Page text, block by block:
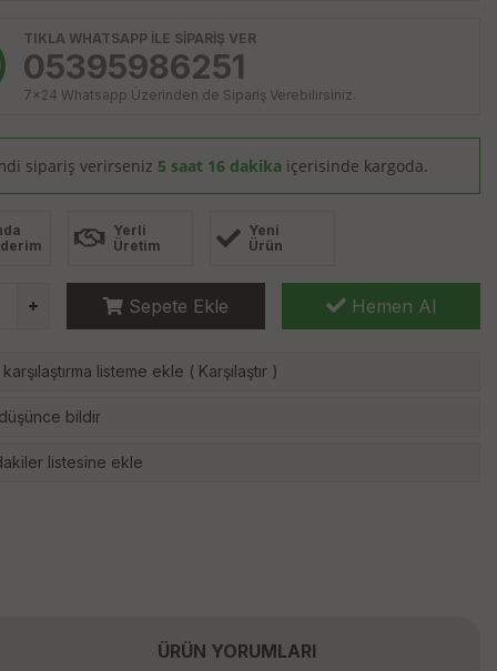
TIKLA WHATSAPP İLE SİPARİŞ VER
05395986251
7x24 Whatsapp Üzerinden de Sipariş Verebilirsiniz.
sipariş verirseniz 5 saat 16 dakika içerisinde kargoda.
Yerli
Üretim
Yeni
Ürün
Sepete Ekle Hemen Al
listeme ekle ( Karşılaştır )
düşünce bildir
listesine ekle
ÜRÜN YORUMLARI